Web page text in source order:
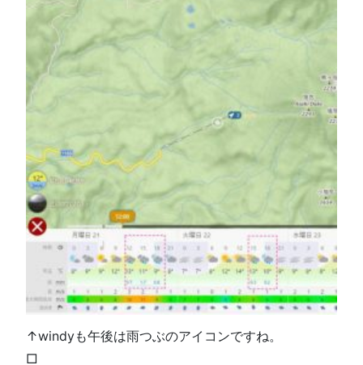
↑windyも午後は雨つぶのアイコンですね。
□